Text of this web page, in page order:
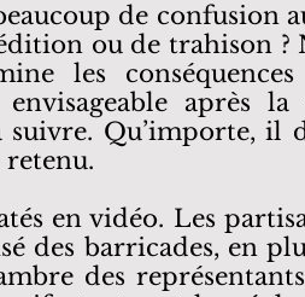
de confusion
ou de trahison ?
les
envisageable après
suivre. Qu’importe,
en vidéo. Les
des barricades, en
des